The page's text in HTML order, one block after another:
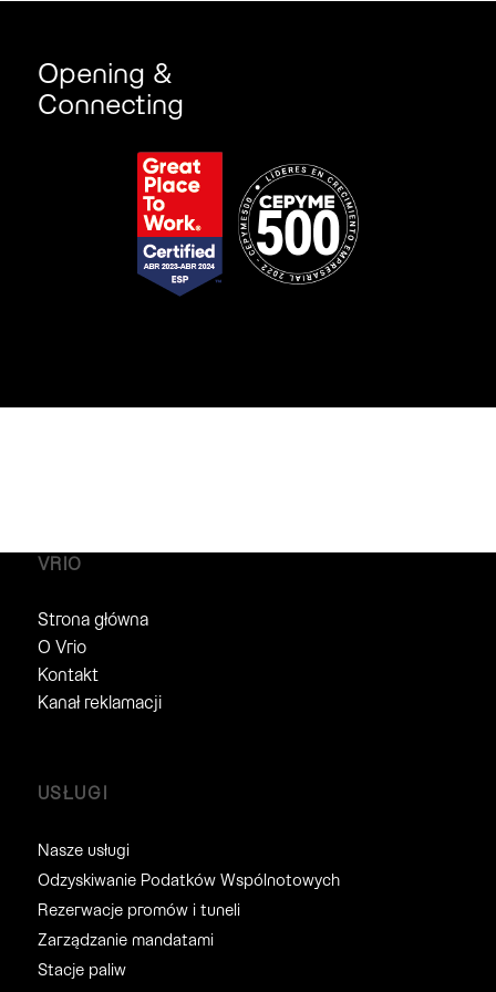
Opening &
Connecting
VRIO
Strona główna
O Vrio
Kontakt
Kanał reklamacji
USŁUGI
Nasze usługi
Odzyskiwanie Podatków Wspólnotowych
Rezerwacje promów i tuneli
Zarządzanie mandatami
Stacje paliw